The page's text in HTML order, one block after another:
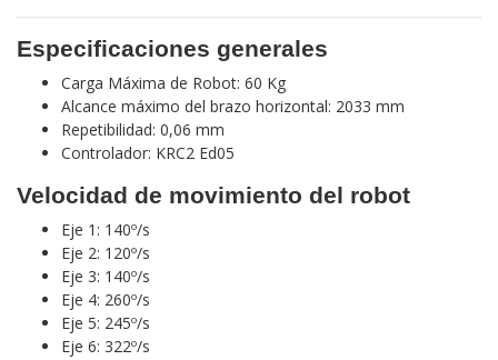
Especificaciones generales
Carga Máxima de Robot: 60 Kg
Alcance máximo del brazo horizontal: 2033 mm
Repetibilidad: 0,06 mm
Controlador: KRC2 Ed05
Velocidad de movimiento del robot
Eje 1: 140º/s
Eje 2: 120º/s
Eje 3: 140º/s
Eje 4: 260º/s
Eje 5: 245º/s
Eje 6: 322º/s